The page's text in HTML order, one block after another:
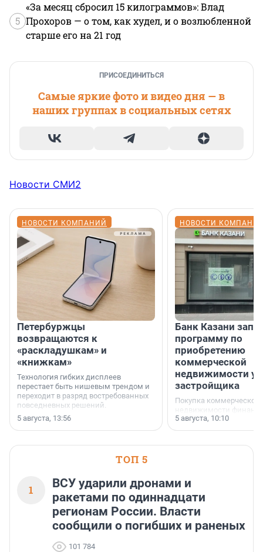
5
«За месяц сбросил 15 килограммов»: Влад
Прохоров — о том, как худел, и о возлюбленной
старше его на 21 год
ПРИСОЕДИНИТЬСЯ
Самые яркие фото и видео дня — в
наших группах в социальных сетях
Новости СМИ2
НОВОСТИ КОМПАНИЙ
Петербуржцы
возвращаются к
«раскладушкам» и
«книжкам»
Технология гибких дисплеев
перестает быть нишевым трендом и
переходит в разряд востребованных
повседневных решений.
5 августа, 13:56
НОВОСТИ
Банк Казани
программу по
приобретению
коммерческой
недвижимости у
застройщика
Покупка коммерческой
недвижимости
инструмент,
предпринимателей.
или готовый арендный
5 августа, 10:10
ТОП 5
1
ВСУ ударили дронами и
ракетами по одиннадцати
регионам России. Власти
сообщили о погибших и раненых
101 784